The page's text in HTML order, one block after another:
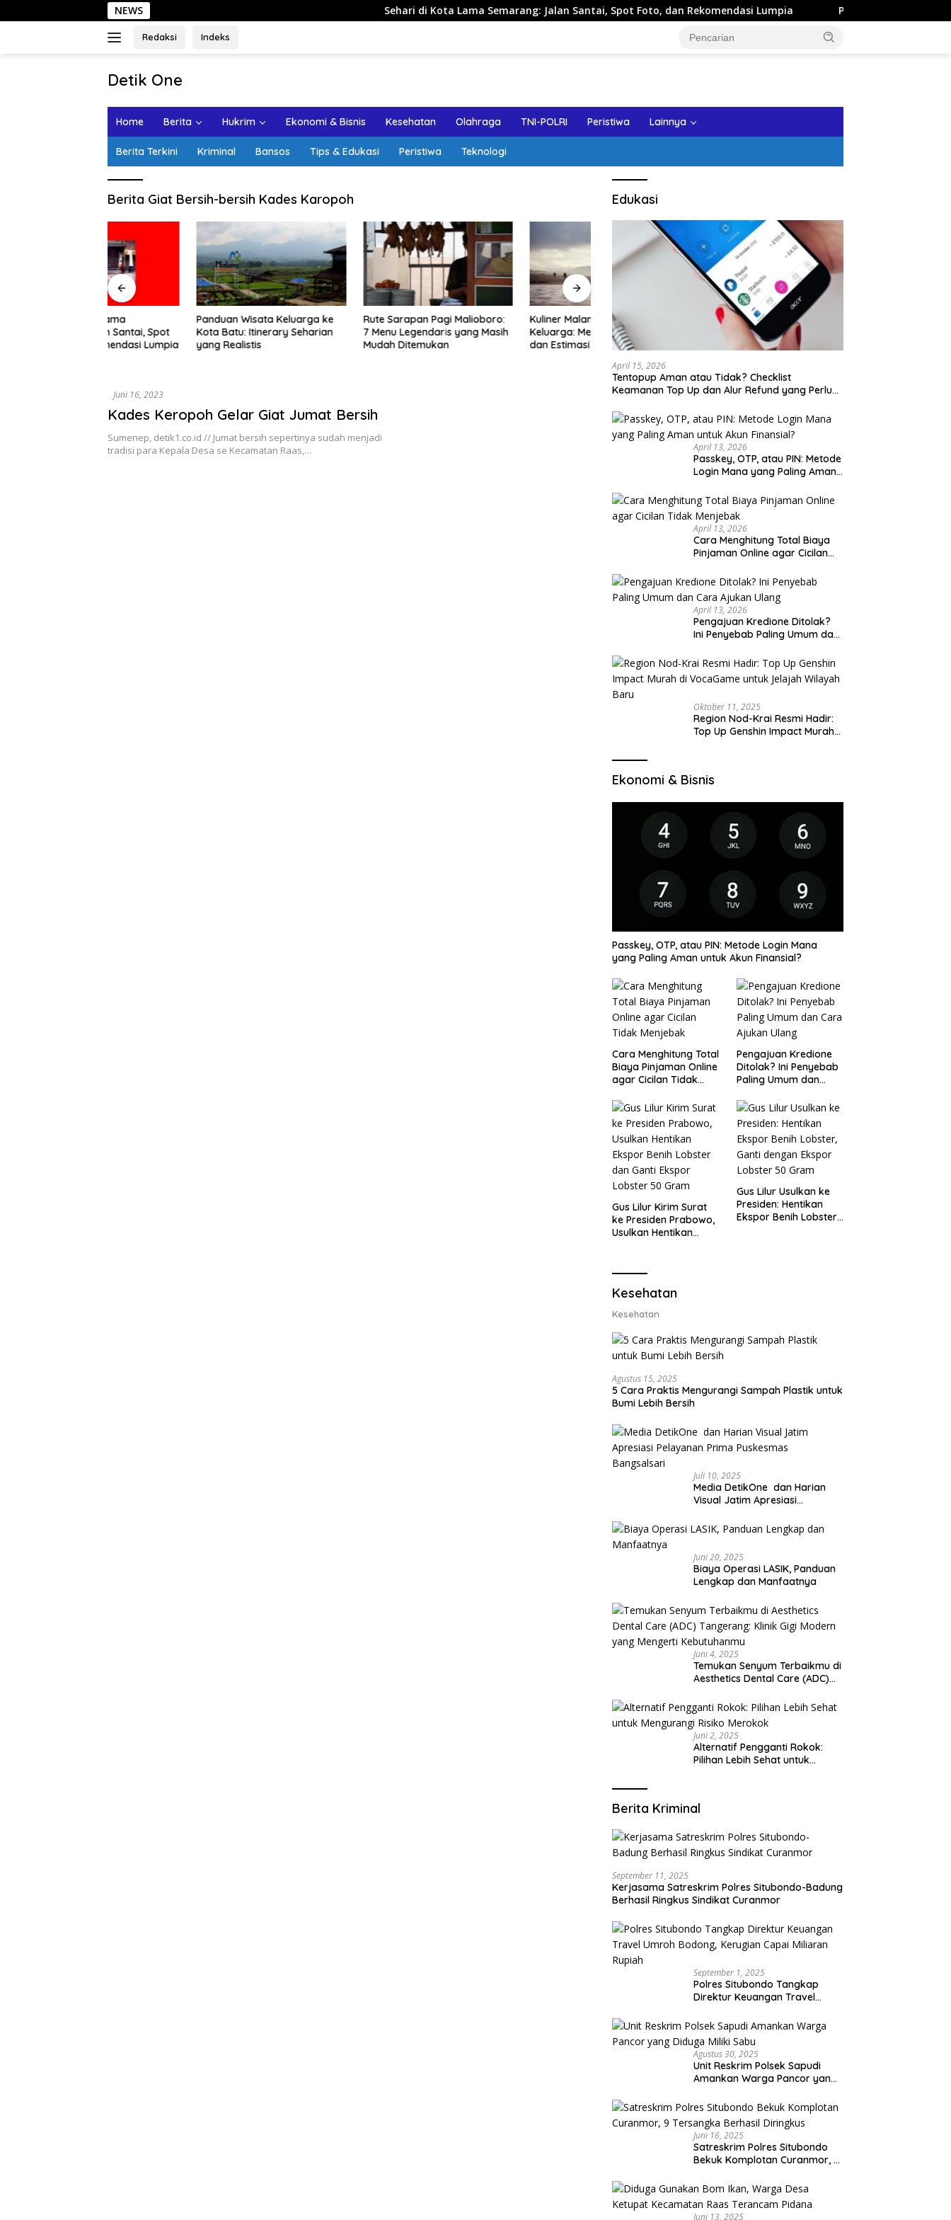
ke
NEWS Sehari di Kota Lama Semarang: Jalan Santai, Spot Foto, dan Rekomendasi Lumpia Panduan Wisata Keluarga ke Kota
Redaksi Indeks
Detik One
Ungkap
Home Berita Hukrim Ekonomi & Bisnis Kesehatan Olahraga TNI-POLRI Peristiwa Lainnya
Berita Terkini Kriminal Bansos Tips & Edukasi Peristiwa Teknologi
Berita Giat Bersih-bersih Kades Karopoh
Panduan Wisata Keluarga ke
Kota Batu: Itinerary Seharian
yang Realistis
Rute Sarapan Pagi Malioboro:
7 Menu Legendaris yang Masih
Kuliner Malam Malioboro untuk
Keluarga: Menu, Jam Ramai,
dan Estimasi Budget
Jalan Kaki Wisata Kota Lama
Semarang Malam Hari: Rute
Aman untuk Keluarga
Sarapan Legendaris Solo: 7
Tempat Dekat Stasiun Balapan
yang Ramah Kantong
Juni 16, 2023
Kades Keropoh Gelar Giat Jumat Bersih
Sumenep, detik1.co.id // Jumat bersih sepertinya sudah menjadi
tradisi para Kepala Desa se Kecamatan Raas,…
Edukasi
April 15, 2026
Tentopup Aman atau Tidak? Checklist
Keamanan Top Up dan Alur Refund yang Perlu
April 13, 2026
Passkey, OTP, atau PIN: Metode
Login Mana yang Paling Aman
April 13, 2026
Cara Menghitung Total Biaya
Pinjaman Online agar Cicilan
April 13, 2026
Pengajuan Kredione Ditolak?
Ini Penyebab Paling Umum dan
Oktober 11, 2025
Region Nod-Krai Resmi Hadir:
Top Up Genshin Impact Murah
Ekonomi & Bisnis
Passkey, OTP, atau PIN: Metode Login Mana
yang Paling Aman untuk Akun Finansial?
Cara Menghitung Total
Biaya Pinjaman Online
agar Cicilan Tidak
Pengajuan Kredione
Ditolak? Ini Penyebab
Paling Umum dan
Gus Lilur Kirim Surat
ke Presiden Prabowo,
Usulkan Hentikan
Lobster 50 Gram
Gus Lilur Usulkan ke
Presiden: Hentikan
Ekspor Benih Lobster,
Kesehatan
Kesehatan
Agustus 15, 2025
5 Cara Praktis Mengurangi Sampah Plastik untuk
Bumi Lebih Bersih
Juli 10, 2025
Media DetikOne dan Harian
Visual Jatim Apresiasi
Bangsalsari
Juni 20, 2025
Biaya Operasi LASIK, Panduan
Lengkap dan Manfaatnya
Juni 4, 2025
Temukan Senyum Terbaikmu di
Aesthetics Dental Care (ADC)
yang Mengerti Kebutuhanmu
Juni 2, 2025
Alternatif Pengganti Rokok:
Pilihan Lebih Sehat untuk
Berita Kriminal
September 11, 2025
Kerjasama Satreskrim Polres Situbondo-Badung
Berhasil Ringkus Sindikat Curanmor
September 1, 2025
Polres Situbondo Tangkap
Direktur Keuangan Travel
Capai Miliaran Rupiah
Agustus 30, 2025
Unit Reskrim Polsek Sapudi
Amankan Warga Pancor yang
Juni 16, 2025
Satreskrim Polres Situbondo
Bekuk Komplotan Curanmor, 9
Juni 13, 2025